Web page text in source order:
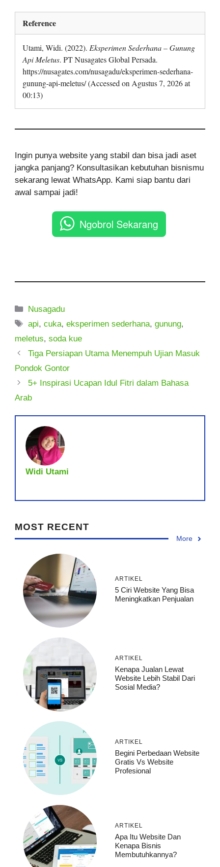
Reference
Utami, Widi. (2022). Eksperimen Sederhana – Gunung
Api Meletus. PT Nusagates Global Persada.
https://nusagates.com/nusagadu/eksperimen-sederhana-
gunung-api-meletus/ (Accessed on Agustus 7, 2026 at
00:13)
Ingin punya website yang stabil dan bisa jadi aset
jangka panjang? Konsultasikan kebutuhan bisnismu
sekarang lewat WhatsApp. Kami siap bantu dari
awal sampai jadi!
Ngobrol Sekarang
Kategori
Nusagadu
Tag
api,cuka,eksperimen sederhana,gunung,
meletus, soda kue
Tiga Persiapan Utama Menempuh Ujian Masuk
Pondok Gontor
5+ Inspirasi Ucapan Idul Fitri dalam Bahasa
Arab
Widi Utami
MOST RECENT
More
ARTIKEL
5 Ciri Website Yang Bisa
Meningkatkan Penjualan
ARTIKEL
Kenapa Jualan Lewat
Website Lebih Stabil Dari
Sosial Media?
ARTIKEL
Begini Perbedaan Website
Gratis Vs Website
Profesional
ARTIKEL
Apa Itu Website Dan
Kenapa Bisnis
Membutuhkannya?